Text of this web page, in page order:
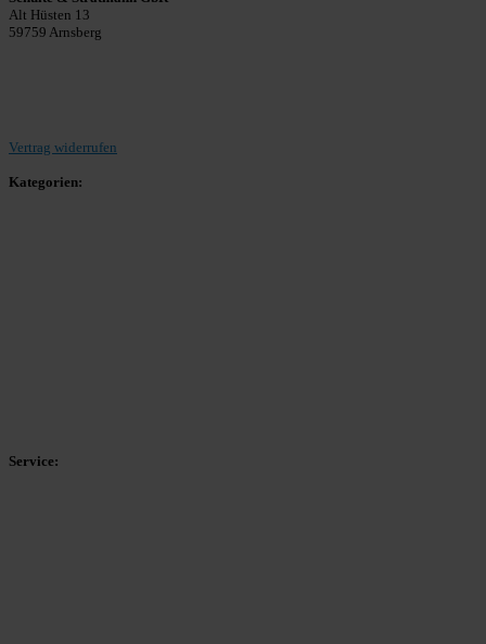
Alt Hüsten 13
59759 Arnsberg
Vertrag widerrufen
Kategorien:
Service: